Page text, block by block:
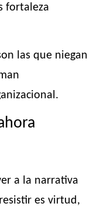
fortaleza
las que niegan
a la narrativa
es virtud,